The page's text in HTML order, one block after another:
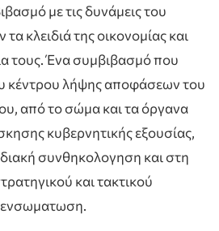
με τις δυνάμεις του
κλειδιά της οικονομίας και
τους. Ένα συμβιβασμό που
κέντρου λήψης αποφάσεων του
από το σώμα και τα όργανα
κυβερνητικής εξουσίας,
συνθηκολογηση και στη
και τακτικού
ενσωματωση.